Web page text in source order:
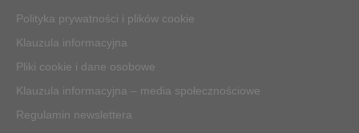
o
o
k
g
m
Polityka prywatności i plików cookie
Klauzula informacyjna
Pliki cookie i dane osobowe
Klauzula informacyjna – media społecznościowe
Regulamin newslettera